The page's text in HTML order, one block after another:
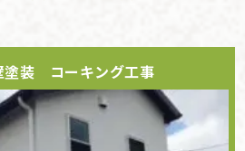
装 コーキング工事